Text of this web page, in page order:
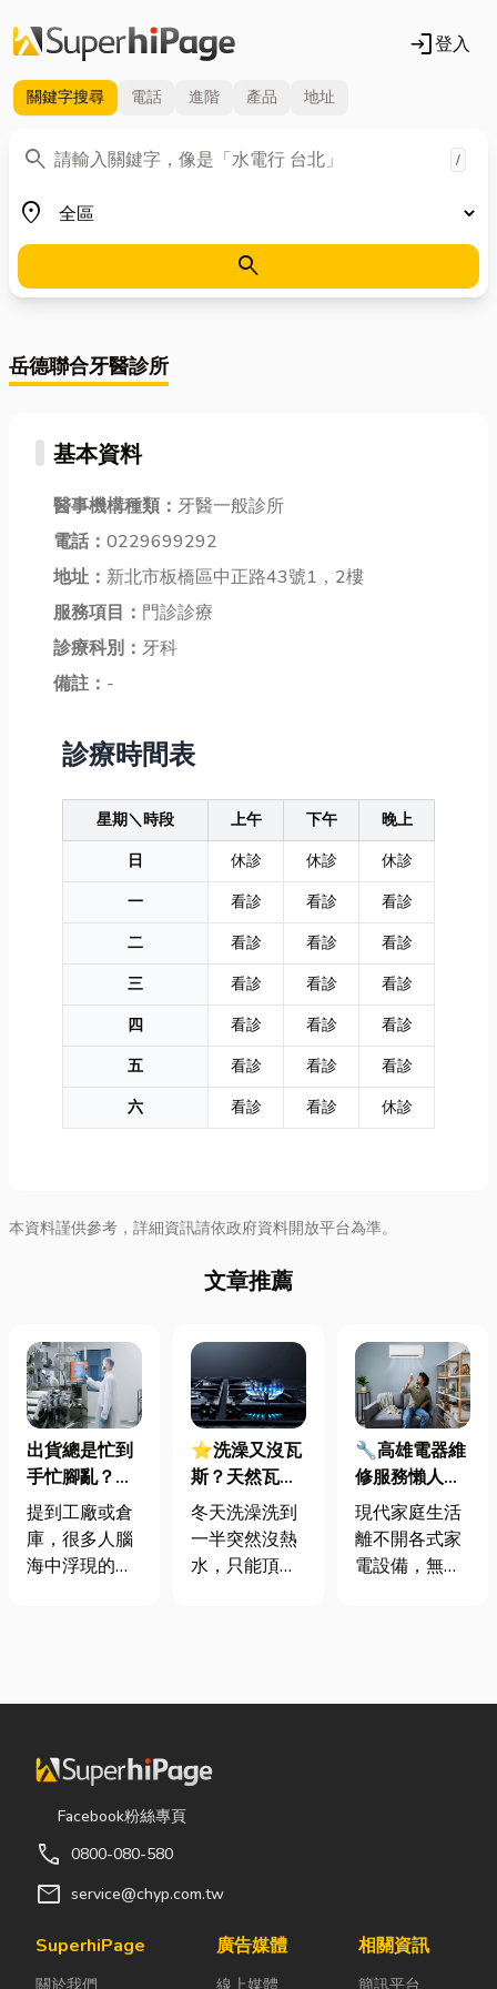
login登入
關鍵字搜尋 電話 進階 產品 地址
search
關鍵字 /
place
地區
search
岳德聯合牙醫診所
基本資料
醫事機構種類： 牙醫一般診所
電話： 0229699292
地址： 新北市板橋區中正路43號1，2樓
服務項目： 門診診療
診療科別： 牙科
備註： -
診療時間表
星期＼時段 上午 下午
晚上
日
休診 休診
休診
一
看診 看診
看診
二
看診 看診
看診
三
看診 看診
看診
四
看診 看診
看診
五
看診 看診
看診
六
看診 看診 休診
本資料謹供參考，詳細資訊請依政府資料開放平台為準。
文章推薦
出貨總是忙到
手忙腳亂？包
裝自動化其實
沒有你想像中
那麼遙遠！
提到工廠或倉
庫，很多人腦
海中浮現的畫
著出貨。但你
許多企業早已
不再靠大量人
力完成包裝工
各種包裝機械
來提升效率。
路購物越來越
⭐洗澡又沒瓦
斯？天然瓦斯
是什麼、費用
怎麼算？家庭
能源選擇與配
冬天洗澡洗到
一半突然沒熱
水，只能頂著
共同噩夢。隨
越多屋主在老
管工程。到底
麼？它跟傳統
🔧高雄電器維
修服務懶人包
｜冷氣、冰
箱、洗衣機專
業維修
現代家庭生活
離不開各式家
電設備，無論
還是每天幫助
僅能快速排除
Facebook粉絲專頁
call 0800-080-580
mail service@chyp.com.tw
SuperhiPage
關於我們
廣告媒體
線上媒體
相關資訊
簡訊平台